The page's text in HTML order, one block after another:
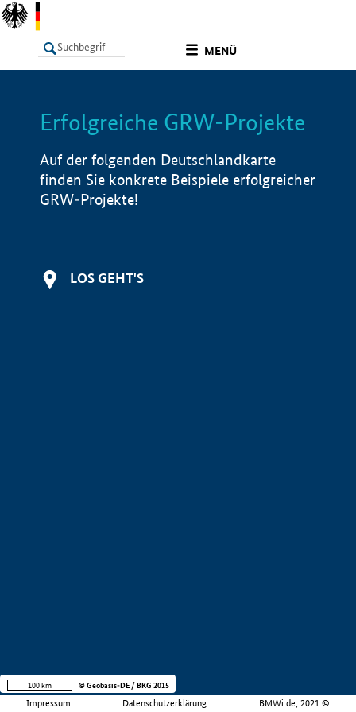
MENÜ
LISTE Info
Erfolgreiche GRW-Projekte
Auf der folgenden Deutschlandkarte
finden Sie konkrete Beispiele erfolgreicher
GRW-Projekte!
LOS GEHT'S
Impressum Datenschutzerklärung BMWi.de, 2021 ©
100 km © Geobasis-DE / BKG 2015